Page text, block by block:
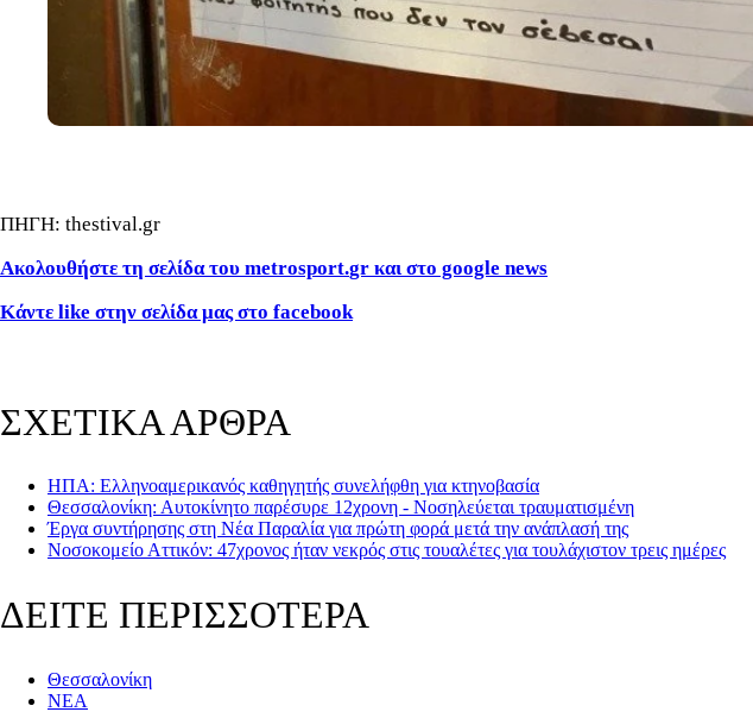
ΠΗΓΗ: thestival.gr
Ακολουθήστε τη σελίδα του metrosport.gr και στο google news
Κάντε like στην σελίδα μας στο facebook
ΣΧΕΤΙΚΑ ΑΡΘΡΑ
ΗΠΑ: Ελληνοαμερικανός καθηγητής συνελήφθη για κτηνοβασία
Θεσσαλονίκη: Αυτοκίνητο παρέσυρε 12χρονη - Νοσηλεύεται τραυματισμένη
Έργα συντήρησης στη Νέα Παραλία για πρώτη φορά μετά την ανάπλασή της
Νοσοκομείο Αττικόν: 47χρονος ήταν νεκρός στις τουαλέτες για τουλάχιστον τρεις ημέρες
ΔΕΙΤΕ ΠΕΡΙΣΣΟΤΕΡΑ
Θεσσαλονίκη
ΝΕΑ